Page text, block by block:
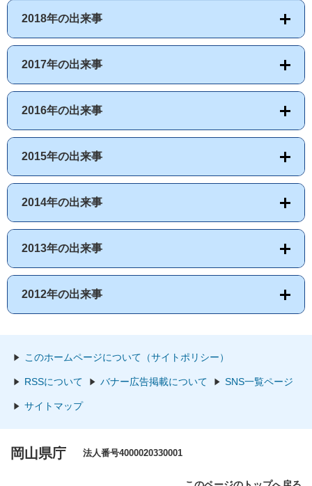
2018年の出来事
2017年の出来事
2016年の出来事
2015年の出来事
2014年の出来事
2013年の出来事
2012年の出来事
このホームページについて（サイトポリシー）
RSSについて バナー広告掲載について SNS一覧ページ
サイトマップ
岡山県庁 法人番号4000020330001